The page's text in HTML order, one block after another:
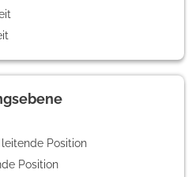
Position
Position